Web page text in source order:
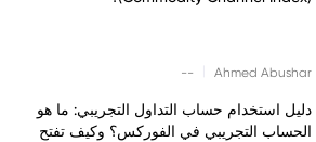
Ahmed Abushar
--
دليل استخدام حساب التداول التجريبي: ما هو
الحساب التجريبي في الفوركس؟ وكيف تفتح